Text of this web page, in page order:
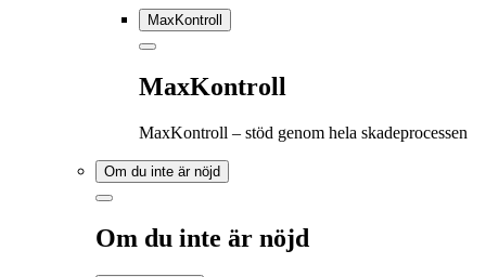
MaxKontroll
MaxKontroll
MaxKontroll – stöd genom hela skadeprocessen
Om du inte är nöjd
Om du inte är nöjd